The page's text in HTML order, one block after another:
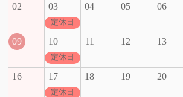
02 03
定休日
04 05 06
09 10
定休日
11 12 13
16 17
定休日
18 19 20